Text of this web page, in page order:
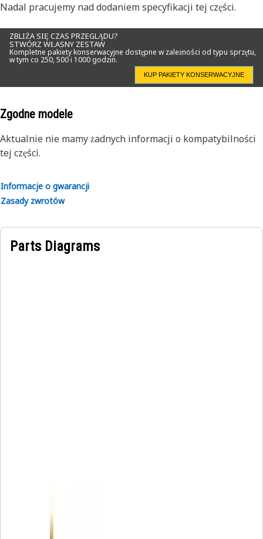
Nadal pracujemy nad dodaniem specyfikacji tej części.
ZBLIŻA SIĘ CZAS PRZEGLĄDU?
STWÓRZ WŁASNY ZESTAW
Kompletne pakiety konserwacyjne dostępne w zależności od typu sprzętu,
w tym co 250, 500 i 1000 godzin.
KUP PAKIETY KONSERWACYJNE
Zgodne modele
Aktualnie nie mamy żadnych informacji o kompatybilności
tej części.
Informacje o gwarancji
Zasady zwrotów
Parts Diagrams